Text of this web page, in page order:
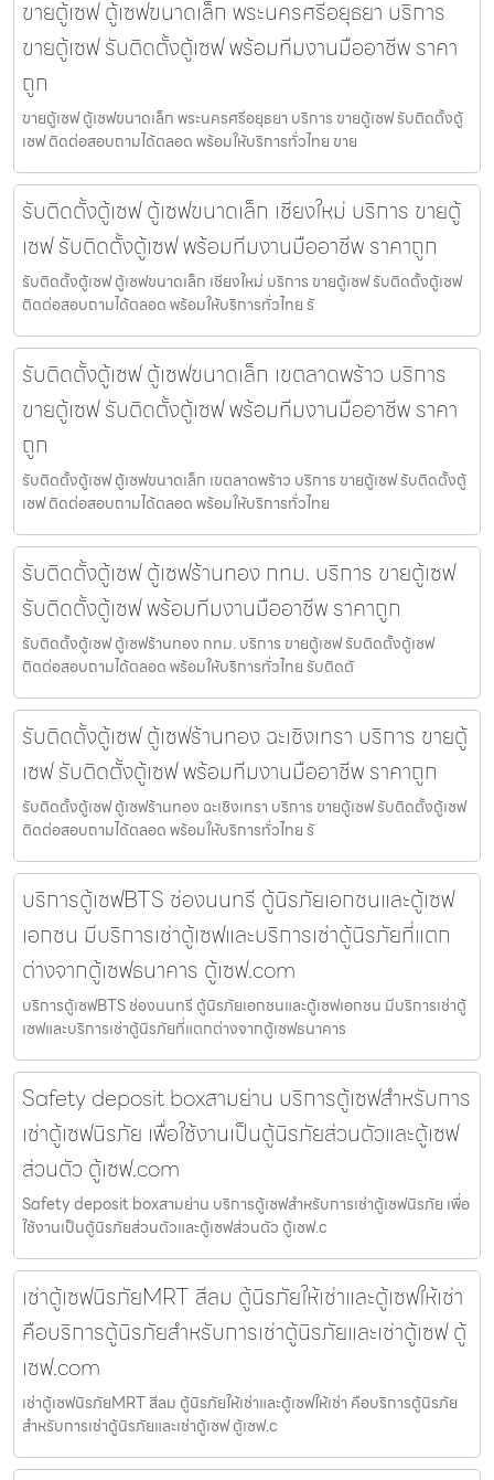
ขายตู้เซฟ ตู้เซฟขนาดเล็ก พระนครศรีอยุธยา บริการ
ขายตู้เซฟ รับติดตั้งตู้เซฟ พร้อมทีมงานมืออาชีพ ราคา
ถูก
ขายตู้เซฟ ตู้เซฟขนาดเล็ก พระนครศรีอยุธยา บริการ ขายตู้เซฟ รับติดตั้งตู้
เซฟ ติดต่อสอบถามได้ตลอด พร้อมให้บริการทั่วไทย ขาย
รับติดตั้งตู้เซฟ ตู้เซฟขนาดเล็ก เชียงใหม่ บริการ ขายตู้
เซฟ รับติดตั้งตู้เซฟ พร้อมทีมงานมืออาชีพ ราคาถูก
รับติดตั้งตู้เซฟ ตู้เซฟขนาดเล็ก เชียงใหม่ บริการ ขายตู้เซฟ รับติดตั้งตู้เซฟ
ติดต่อสอบถามได้ตลอด พร้อมให้บริการทั่วไทย รั
รับติดตั้งตู้เซฟ ตู้เซฟขนาดเล็ก เขตลาดพร้าว บริการ
ขายตู้เซฟ รับติดตั้งตู้เซฟ พร้อมทีมงานมืออาชีพ ราคา
ถูก
รับติดตั้งตู้เซฟ ตู้เซฟขนาดเล็ก เขตลาดพร้าว บริการ ขายตู้เซฟ รับติดตั้งตู้
เซฟ ติดต่อสอบถามได้ตลอด พร้อมให้บริการทั่วไทย
รับติดตั้งตู้เซฟ ตู้เซฟร้านทอง กทม. บริการ ขายตู้เซฟ
รับติดตั้งตู้เซฟ พร้อมทีมงานมืออาชีพ ราคาถูก
รับติดตั้งตู้เซฟ ตู้เซฟร้านทอง กทม. บริการ ขายตู้เซฟ รับติดตั้งตู้เซฟ
ติดต่อสอบถามได้ตลอด พร้อมให้บริการทั่วไทย รับติดตั
รับติดตั้งตู้เซฟ ตู้เซฟร้านทอง ฉะเชิงเทรา บริการ ขายตู้
เซฟ รับติดตั้งตู้เซฟ พร้อมทีมงานมืออาชีพ ราคาถูก
รับติดตั้งตู้เซฟ ตู้เซฟร้านทอง ฉะเชิงเทรา บริการ ขายตู้เซฟ รับติดตั้งตู้เซฟ
ติดต่อสอบถามได้ตลอด พร้อมให้บริการทั่วไทย รั
บริการตู้เซฟBTS ช่องนนทรี ตู้นิรภัยเอกชนและตู้เซฟ
เอกชน มีบริการเช่าตู้เซฟและบริการเช่าตู้นิรภัยที่แตก
ต่างจากตู้เซฟธนาคาร ตู้เซฟ.com
บริการตู้เซฟBTS ช่องนนทรี ตู้นิรภัยเอกชนและตู้เซฟเอกชน มีบริการเช่าตู้
เซฟและบริการเช่าตู้นิรภัยที่แตกต่างจากตู้เซฟธนาคาร
Safety deposit boxสามย่าน บริการตู้เซฟสำหรับการ
เช่าตู้เซฟนิรภัย เพื่อใช้งานเป็นตู้นิรภัยส่วนตัวและตู้เซฟ
ส่วนตัว ตู้เซฟ.com
Safety deposit boxสามย่าน บริการตู้เซฟสำหรับการเช่าตู้เซฟนิรภัย เพื่อ
ใช้งานเป็นตู้นิรภัยส่วนตัวและตู้เซฟส่วนตัว ตู้เซฟ.c
เช่าตู้เซฟนิรภัยMRT สีลม ตู้นิรภัยให้เช่าและตู้เซฟให้เช่า
คือบริการตู้นิรภัยสำหรับการเช่าตู้นิรภัยและเช่าตู้เซฟ ตู้
เซฟ.com
เช่าตู้เซฟนิรภัยMRT สีลม ตู้นิรภัยให้เช่าและตู้เซฟให้เช่า คือบริการตู้นิรภัย
สำหรับการเช่าตู้นิรภัยและเช่าตู้เซฟ ตู้เซฟ.c